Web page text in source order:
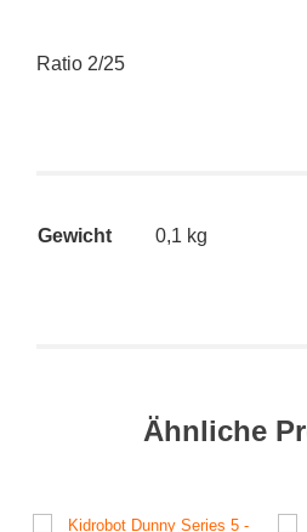
Ratio 2/25
Gewicht 0,1 kg
Ähnliche